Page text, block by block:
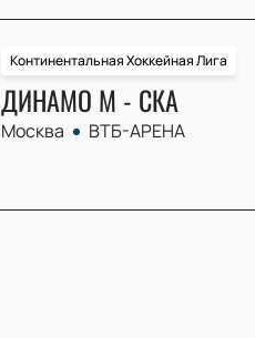
Континентальная Хоккейная Лига
ДИНАМО М - СКА
Москва ВТБ-АРЕНА